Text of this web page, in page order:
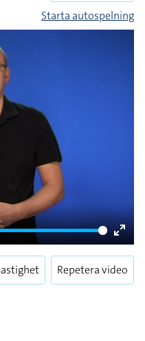
Starta autospelning
Enter
Repetera video